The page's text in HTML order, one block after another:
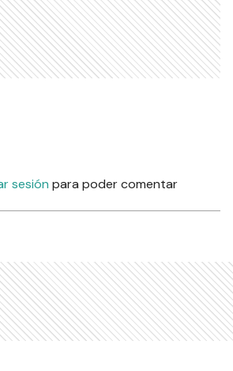
sesión para poder comentar